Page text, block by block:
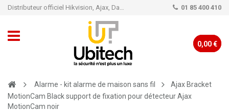
Distributeur officiel Hikvision, Ajax, Dahua, TP-Link - Caméra de vidéo surveillance - Alarme 01 85 400 410
0,00 €
Alarme - kit alarme de maison sans fil
Ajax Bracket
MotionCam Black support de fixation pour détecteur Ajax
MotionCam noir